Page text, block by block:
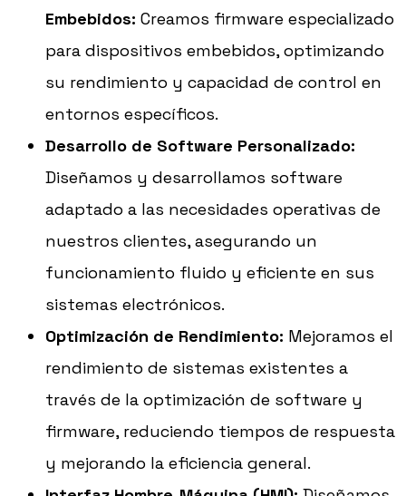
Embebidos: Creamos firmware especializado
para dispositivos embebidos, optimizando
su rendimiento y capacidad de control en
entornos específicos.
Desarrollo de Software Personalizado:
Diseñamos y desarrollamos software
adaptado a las necesidades operativas de
nuestros clientes, asegurando un
funcionamiento fluido y eficiente en sus
sistemas electrónicos.
Optimización de Rendimiento: Mejoramos el
rendimiento de sistemas existentes a
través de la optimización de software y
firmware, reduciendo tiempos de respuesta
y mejorando la eficiencia general.